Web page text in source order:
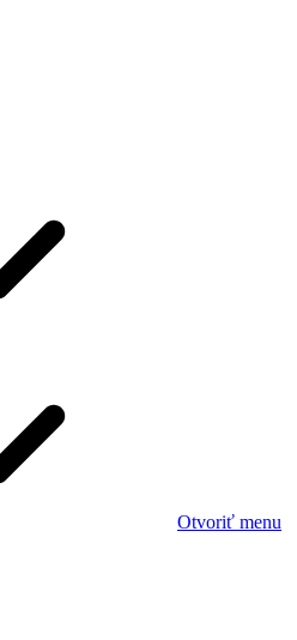
Otvoriť menu